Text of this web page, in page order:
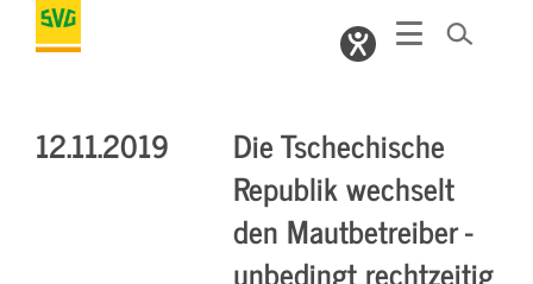
12.11.2019
Die Tschechische
Republik wechselt
den Mautbetreiber -
unbedingt rechtzeitig